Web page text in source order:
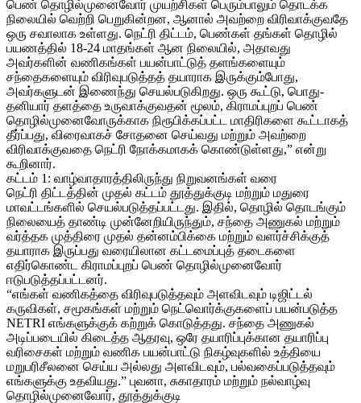
பெண் தொழில்முனைவோர் முயற்சிகள் பெரும்பாலும் தொடக்க
நிலையில் வெற்றி பெறுகின்றன, ஆனால் அவற்றை விரிவாக்குவதே
ஒரு சவாலாக உள்ளது. நெட்ரி திட்டம், பெண்கள் தங்கள் தொழில்
பயணத்தில் 18-24 மாதங்கள் ஆன நிலையில், அதாவது
அவர்களின் வணிகங்கள் பயன்பாட்டுத் தளங்களையும்
சந்தைகளையும் விரிவுபடுத்தத் தயாராக இருக்கும்போது, ​​
அவர்களுடன் இணைந்து செயல்படுகிறது. ஒரு கூட்டு, பொது-
தனியார் தளத்தை உருவாக்குவதன் மூலம், கிராமப்புறப் பெண்
தொழில்முனைவோருக்காக நிரூபிக்கப்பட்ட மாதிரிகளை கூட்டாகத்
தீர்ப்பது, விரைவாகச் சோதனை செய்வது மற்றும் அவற்றை
விரிவாக்குவதை நெட்ரி நோக்கமாகக் கொண்டுள்ளது,” என்று
கூறினார்.
கட்டம் 1: வாழ்வாதாரத்திலிருந்து நிறுவனங்கள் வரை
நெட்ரி திட்டத்தின் முதல் கட்டம் தூத்துக்குடி மற்றும் மதுரை
மாவட்டங்களில் செயல்படுத்தப்பட்டது. இதில், தொழில் தொடங்கும்
நிலையைத் தாண்டி முன்னேறியிருந்தும், சந்தை அணுகல் மற்றும்
வர்த்தக முத்திரை முதல் தன்னம்பிக்கை மற்றும் வளர்ச்சிக்குத்
தயாராக இருப்பது வரையிலான கட்டமைப்புத் தடைகளை
எதிர்கொண்ட கிராமப்புறப் பெண் தொழில்முனைவோர்
ஈடுபடுத்தப்பட்டனர்.
“எங்கள் வணிகத்தை விரிவுபடுத்தவும் அளவிடவும் டிஜிட்டல்
கருவிகள், சமூகங்கள் மற்றும் நெட்வொர்க்குகளைப் பயன்படுத்த
NETRI எங்களுக்குக் கற்றுக் கொடுத்தது. சந்தை அணுகல்
அடிப்படையில் கிடைத்த ஆதரவு, ஒரே தயாரிப்புக்கான தயாரிப்பு
வரிசைகள் மற்றும் வணிக பயன்பாட்டு நிகழ்வுகளில் உத்தியை
மறுபரிசீலனை செய்ய அல்லது அளவிடவும், பல்வகைப்படுத்தவும்
எங்களுக்கு உதவியது.” புவனா, சுகாதாரம் மற்றும் நல்வாழ்வு
தொழில்முனைவோர், தூத்துக்குடி